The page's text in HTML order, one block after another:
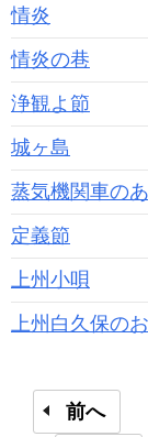
情炎
情炎の巷
浄観よ節
城ヶ島
蒸気機関車の
定義節
上州小唄
上州白久保の
前へ